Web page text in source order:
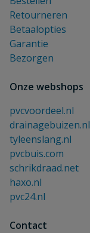
Retourneren
Betaalopties
Garantie
Bezorgen
Onze webshops
pvcvoordeel.nl
drainagebuizen.nl
tyleenslang.nl
pvcbuis.com
schrikdraad.net
haxo.nl
pvc24.nl
Contact